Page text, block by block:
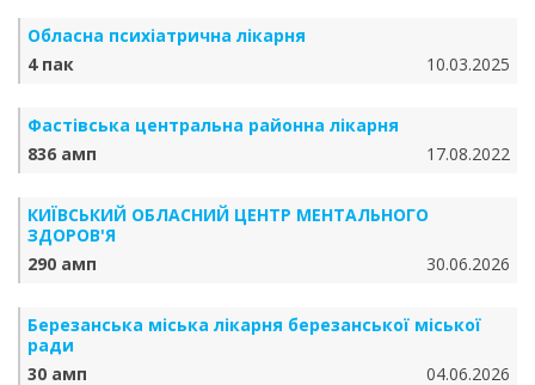
Обласна психіатрична лікарня
4 пак
10.03.2025
Фастівська центральна районна лікарня
836 амп
17.08.2022
КИЇВСЬКИЙ ОБЛАСНИЙ ЦЕНТР МЕНТАЛЬНОГО
ЗДОРОВ'Я
290 амп
30.06.2026
Березанська міська лікарня березанської міської
ради
30 амп
04.06.2026